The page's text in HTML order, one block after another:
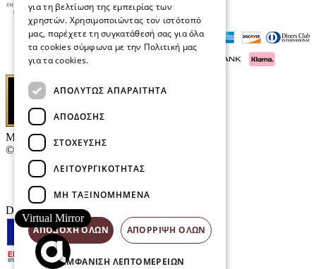
Μαρκάκης Οπτικά
© 2026
Επικοινωνία
E-Volution Awards
Designed & developed by
Virtual Mirror
για τη βελτίωση της εμπειρίας των
χρηστών. Χρησιμοποιώντας τον ιστότοπό
μας, παρέχετε τη συγκατάθεσή σας για όλα
τα cookies σύμφωνα με την Πολιτική μας
για τα cookies.
ΑΠΟΛΎΤΩΣ ΑΠΑΡΑΊΤΗΤΑ
ΑΠΌΔΟΣΗΣ
ΣΤΌΧΕΥΣΗΣ
ΛΕΙΤΟΥΡΓΙΚΌΤΗΤΑΣ
ΜΗ ΤΑΞΙΝΟΜΗΜΈΝΑ
ΑΠΟΔΟΧΉ ΌΛΩΝ ΑΠΌΡΡΙΨΗ ΌΛΩΝ
ΕΜΦΆΝΙΣΗ ΛΕΠΤΟΜΕΡΕΙΏΝ